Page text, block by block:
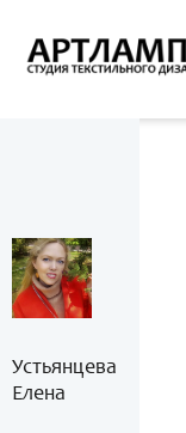
Устьянцева
Елена